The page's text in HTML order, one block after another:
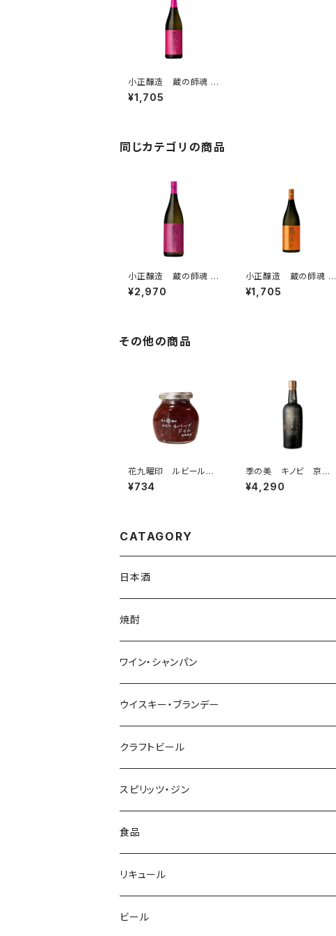
小正醸造 蔵の師魂 T
he Pink 720ml 芋焼
酎 一升瓶
¥1,705
同じカテゴリの商品
小正醸造 蔵の師魂 T
he Pink 1800ml 芋
焼酎 一升瓶
¥2,970
小正醸造 蔵の師魂 T
heOrange 720ml
芋焼酎
¥1,705
その他の商品
花九曜印 ルビールバ
ーブジャム 180ｇ 信
州のお土産 添加物不使
¥734
季の美 キノビ 京都
ドライジン 700ml
京都蒸溜所 クラフ
¥4,290
CATAGORY
日本酒
720ml
1800ml（一升瓶）
季節限定商品
本格生酒 岳龍
焼酎
1800ml
720ml
ワイン・シャンパン
NAGANOワイン
赤
輸入ワイン
赤
白
シャンパン
シャンパン
光るボトル★シャンパン
ウイスキー・ブランデー
マルスウイスキー・国産ウイスキー
輸入ウイスキー
ブランデー
クラフトビール
スピリッツ・ジン
食品
食品
リキュール
リキュール
ビール